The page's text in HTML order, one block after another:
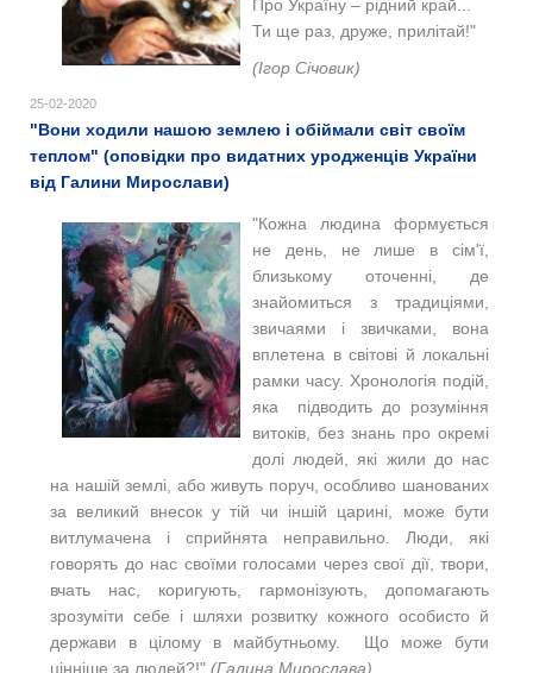
Про Україну – рідний край...
Ти ще раз, друже, прилітай!"
(Ігор Січовик)
25-02-2020
"Вони ходили нашою землею і обіймали світ своїм
теплом" (оповідки про видатних уродженців України
від Галини Мирослави)
"Кожна людина формується
не день, не лише в сім'ї,
близькому оточенні, де
знайомиться з традиціями,
звичаями і звичками, вона
вплетена в світові й локальні
рамки часу. Хронологія подій,
яка підводить до розуміння
витоків, без знань про окремі
долі людей, які жили до нас
на нашій землі, або живуть поруч, особливо шанованих
за великий внесок у тій чи іншій царині, може бути
витлумачена і сприйнята неправильно. Люди, які
говорять до нас своїми голосами через свої дії, твори,
вчать нас, коригують, гармонізують, допомагають
зрозуміти себе і шляхи розвитку кожного особисто й
держави в цілому в майбутньому. Що може бути
цінніше за людей?!" (Галина Мирослава)